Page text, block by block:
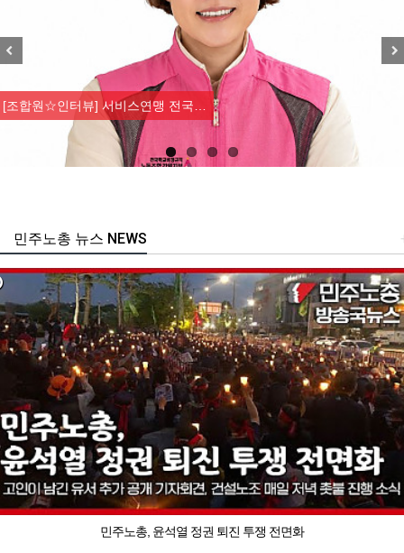
[조합원☆인터뷰] 서비스연맹 전국…
주노총 뉴스 NEWS
민주노총, 윤석열 정권 퇴진 투쟁 전면화